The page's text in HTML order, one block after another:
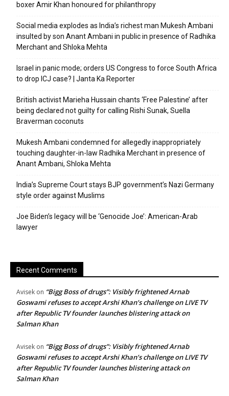
boxer Amir Khan honoured for philanthropy
Social media explodes as India’s richest man Mukesh Ambani
insulted by son Anant Ambani in public in presence of Radhika
Merchant and Shloka Mehta
Israel in panic mode; orders US Congress to force South Africa
to drop ICJ case? | Janta Ka Reporter
British activist Marieha Hussain chants ‘Free Palestine’ after
being declared not guilty for calling Rishi Sunak, Suella
Braverman coconuts
Mukesh Ambani condemned for allegedly inappropriately
touching daughter-in-law Radhika Merchant in presence of
Anant Ambani, Shloka Mehta
India’s Supreme Court stays BJP government’s Nazi Germany
style order against Muslims
Joe Biden’s legacy will be ‘Genocide Joe’: American-Arab
lawyer
Recent Comments
Avisek on “Bigg Boss of drugs”: Visibly frightened Arnab
Goswami refuses to accept Arshi Khan’s challenge on LIVE TV
after Republic TV founder launches blistering attack on
Salman Khan
Avisek on “Bigg Boss of drugs”: Visibly frightened Arnab
Goswami refuses to accept Arshi Khan’s challenge on LIVE TV
after Republic TV founder launches blistering attack on
Salman Khan